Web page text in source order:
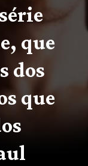
que
dos
que